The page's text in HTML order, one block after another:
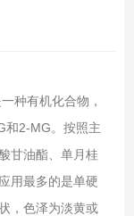
种有机化合物，
和2-MG。按照主
甘油酯、单月桂
用最多的是单硬
，色泽为淡黄或